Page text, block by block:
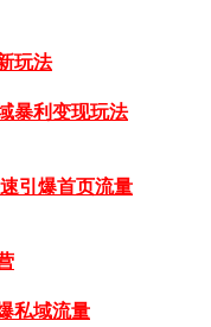
玩法
暴利变现玩法
引爆首页流量
私域流量